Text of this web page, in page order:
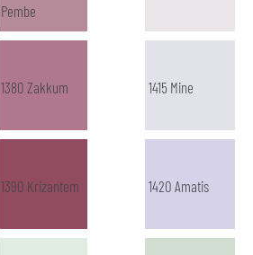
Pembe
1380 Zakkum 1415 Mine
1390 Krizantem 1420 Amatis